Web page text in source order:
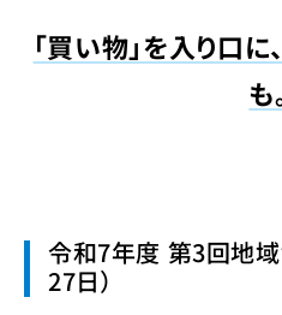
「買い物」を入り口に
も
令和7年度 第3回地
27日）